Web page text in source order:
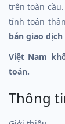
trên toàn
tính toán
bán giao
Việt Nam
toán.
Thông